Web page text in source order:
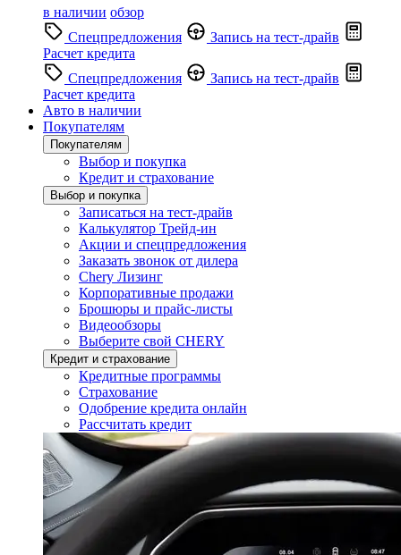
в наличии обзор
Спецпредложения
Запись на тест-драйв
Расчет кредита
Спецпредложения
Запись на тест-драйв
Расчет кредита
Авто в наличии
Покупателям
Покупателям
Выбор и покупка
Кредит и страхование
Выбор и покупка
Записаться на тест-драйв
Калькулятор Трейд-ин
Акции и спецпредложения
Заказать звонок от дилера
Chery Лизинг
Корпоративные продажи
Брошюры и прайс-листы
Видеообзоры
Выберите свой CHERY
Кредит и страхование
Кредитные программы
Страхование
Одобрение кредита онлайн
Рассчитать кредит